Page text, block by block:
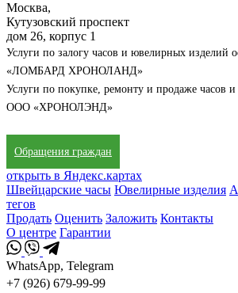
Москва,
Кутузовский проспект
дом 26, корпус 1
Услуги по залогу часов и ювелирных изделий
«ЛОМБАРД ХРОНОЛАНД»
Услуги по покупке, ремонту и продаже часов
ООО «ХРОНОЛЭНД»
Обращения граждан
открыть в Яндекс.картах
Швейцарские часы Ювелирные изделия
тегов
Продать Оценить Заложить Контакты
О центре Гарантии
WhatsApp, Telegram
+7 (926) 679-99-99